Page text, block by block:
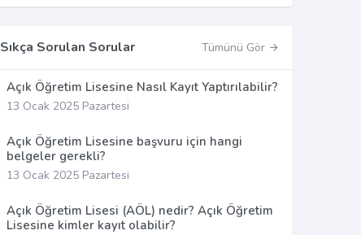
Sıkça Sorulan Sorular Tümünü Gör
Açık Öğretim Lisesine Nasıl Kayıt Yaptırılabilir?
13 Ocak 2025 Pazartesi
Açık Öğretim Lisesine başvuru için hangi
belgeler gerekli?
13 Ocak 2025 Pazartesi
Açık Öğretim Lisesi (AÖL) nedir? Açık Öğretim
Lisesine kimler kayıt olabilir?